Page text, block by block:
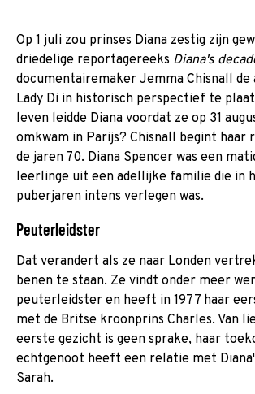
Op 1 juli zou prinses Diana zestig zijn
driedelige reportagereeks Diana's
documentairemaker Jemma Chisnall de
Lady Di in historisch perspectief te
leven leidde Diana voordat ze op 31
omkwam in Parijs? Chisnall begint haar
de jaren 70. Diana Spencer was een
leerlinge uit een adellijke familie die in
puberjaren intens verlegen was.
Peuterleidster
Dat verandert als ze naar Londen
benen te staan. Ze vindt onder meer
peuterleidster en heeft in 1977 haar
met de Britse kroonprins Charles. Van
eerste gezicht is geen sprake, haar
echtgenoot heeft een relatie met
Sarah.